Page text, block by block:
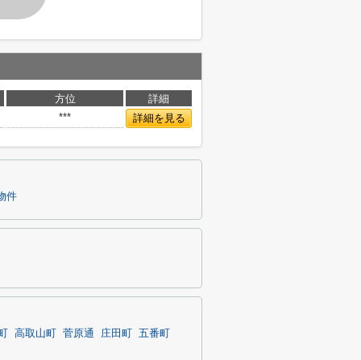
方位
詳細
*** 詳細を見る
件
高取山町 菅原通 庄田町
五番町